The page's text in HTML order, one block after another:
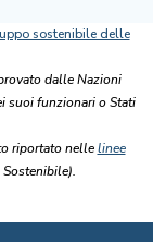
sostenibile delle
dalle Nazioni
suoi funzionari o Stati
riportato nellelinee